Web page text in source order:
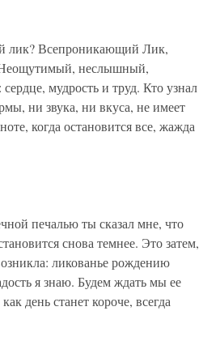
лик? Всепроникающий Лик,
неслышный,
мудрость и труд. Кто узнал
ни звука, ни вкуса, не имеет
когда остановится все, жажда
печалью ты сказал мне, что
снова темнее. Это затем,
ликованье рождению
я знаю. Будем ждать мы ее
день станет короче, всегда